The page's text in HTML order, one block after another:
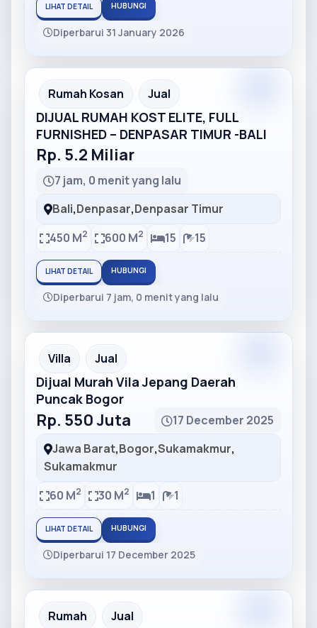
LIHAT DETAIL HUBUNGI
Diperbarui 31 January 2026
Partner Ad
Rumah Kosan Jual
DIJUAL RUMAH KOST ELITE, FULL
FURNISHED – DENPASAR TIMUR -BALI
Rp. 5.2 Miliar
7 jam, 0 menit yang lalu
Bali,Denpasar,Denpasar Timur
450 M2 600 M2 15 15
LIHAT DETAIL HUBUNGI
Diperbarui 7 jam, 0 menit yang lalu
Partner Ad
Villa Jual
Dijual Murah Vila Jepang Daerah
Puncak Bogor
Rp. 550 Juta
17 December 2025
Jawa Barat,Bogor,Sukamakmur,
Sukamakmur
60 M2 30 M2 1 1
LIHAT DETAIL HUBUNGI
Diperbarui 17 December 2025
Partner Ad
Rumah Jual